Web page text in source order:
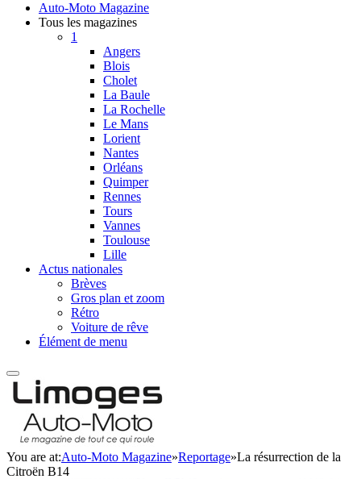
Auto-Moto Magazine
Tous les magazines
1
Angers
Blois
Cholet
La Baule
La Rochelle
Le Mans
Lorient
Nantes
Orléans
Quimper
Rennes
Tours
Vannes
Toulouse
Lille
Actus nationales
Brèves
Gros plan et zoom
Rétro
Voiture de rêve
Élément de menu
You are at:Auto-Moto Magazine»Reportage»La résurrection de la
Citroën B14